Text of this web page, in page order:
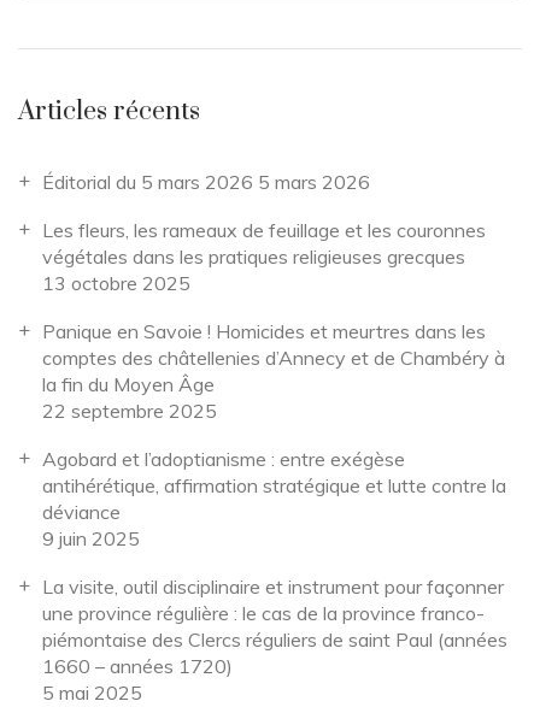
Articles récents
Éditorial du 5 mars 2026 5 mars 2026
Les fleurs, les rameaux de feuillage et les couronnes
végétales dans les pratiques religieuses grecques
13 octobre 2025
Panique en Savoie ! Homicides et meurtres dans les
comptes des châtellenies d’Annecy et de Chambéry à
la fin du Moyen Âge
22 septembre 2025
Agobard et l’adoptianisme : entre exégèse
antihérétique, affirmation stratégique et lutte contre la
déviance
9 juin 2025
La visite, outil disciplinaire et instrument pour façonner
une province régulière : le cas de la province franco-
piémontaise des Clercs réguliers de saint Paul (années
1660 – années 1720)
5 mai 2025